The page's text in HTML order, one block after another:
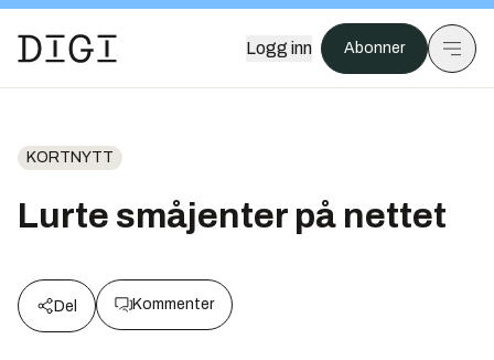
Logg inn Abonner
KORTNYTT
Lurte småjenter på nettet
Del Kommenter